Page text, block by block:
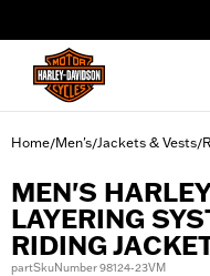
Home/Men's/Jackets & Vests/
MEN'S
LAYERING
RIDING
partSkuNumber 98124-23VM